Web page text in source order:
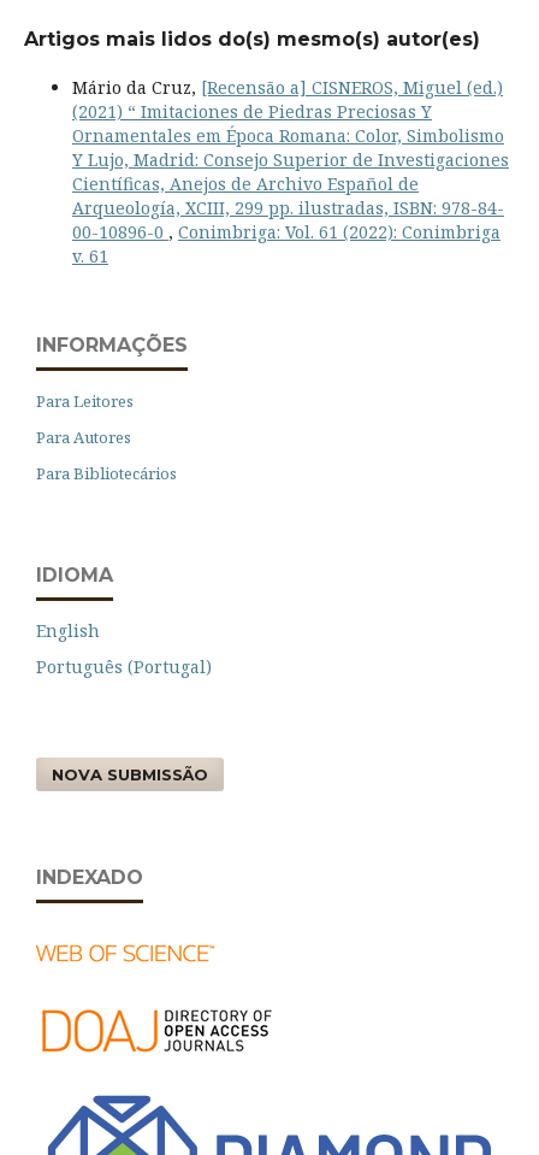
Artigos mais lidos do(s) mesmo(s) autor(es)
Mário da Cruz, [Recensão a] CISNEROS, Miguel (ed.)
(2021) “ Imitaciones de Piedras Preciosas Y
Ornamentales em Época Romana: Color, Simbolismo
Y Lujo, Madrid: Consejo Superior de Investigaciones
Científicas, Anejos de Archivo Español de
Arqueología, XCIII, 299 pp. ilustradas, ISBN: 978-84-
00-10896-0 , Conimbriga: Vol. 61 (2022): Conimbriga
v. 61
INFORMAÇÕES
Para Leitores
Para Autores
Para Bibliotecários
IDIOMA
English
Português (Portugal)
NOVA SUBMISSÃO
INDEXADO